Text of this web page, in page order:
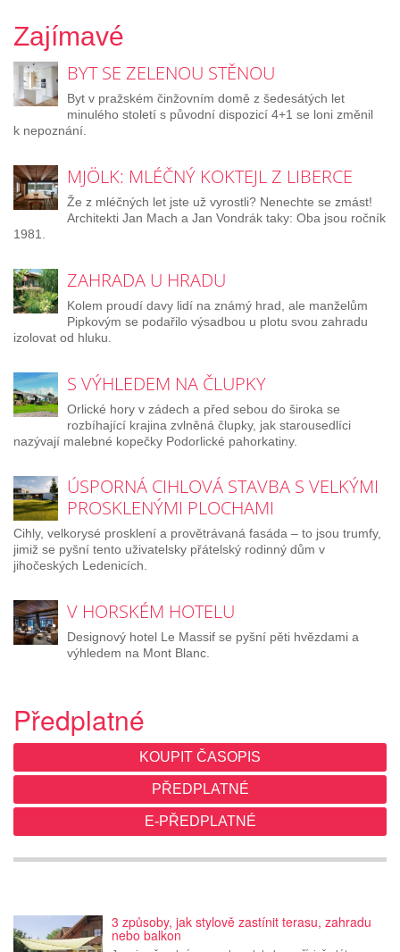
Zajímavé
BYT SE ZELENOU STĚNOU
Byt v pražském činžovním domě z šedesátých let
minulého století s původní dispozicí 4+1 se loni změnil
k nepoznání.
MJÖLK: MLÉČNÝ KOKTEJL Z LIBERCE
Že z mléčných let jste už vyrostli? Nenechte se zmást!
Architekti Jan Mach a Jan Vondrák taky: Oba jsou ročník
1981.
ZAHRADA U HRADU
Kolem proudí davy lidí na známý hrad, ale manželům
Pipkovým se podařilo výsadbou u plotu svou zahradu
izolovat od hluku.
S VÝHLEDEM NA ČLUPKY
Orlické hory v zádech a před sebou do široka se
rozbíhající krajina zvlněná člupky, jak starousedlíci
nazývají malebné kopečky Podorlické pahorkatiny.
ÚSPORNÁ CIHLOVÁ STAVBA S VELKÝMI
PROSKLENÝMI PLOCHAMI
Cihly, velkorysé prosklení a provětrávaná fasáda – to jsou trumfy,
jimiž se pyšní tento uživatelsky přátelský rodinný dům v
jihočeských Ledenicích.
V HORSKÉM HOTELU
Designový hotel Le Massif se pyšní pěti hvězdami a
výhledem na Mont Blanc.
Předplatné
KOUPIT ČASOPIS
PŘEDPLATNÉ
E-PŘEDPLATNÉ
3 způsoby, jak stylově zastínit terasu, zahradu
nebo balkon